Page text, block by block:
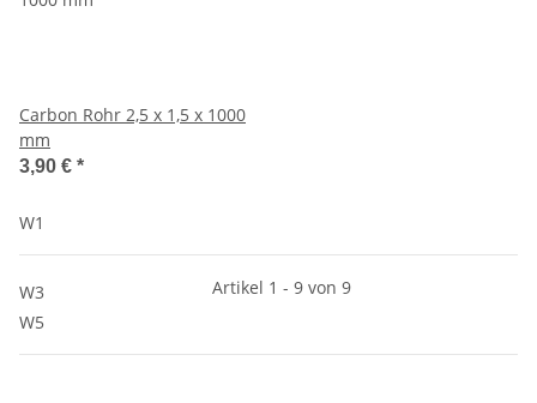
Carbon Rohr 2,5 x 1,5 x 1000
mm
3,90 € *
W1
W3
Artikel 1 - 9 von 9
W5